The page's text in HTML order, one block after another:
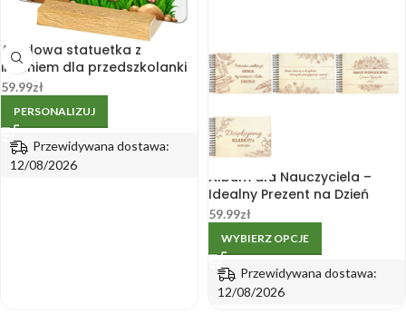
Akrylowa statuetka z
imieniem dla przedszkolanki
na koniec przedszkola
59.99zł
PERSONALIZUJ
Przewidywana dostawa:
12/08/2026
Album dla Nauczyciela –
Idealny Prezent na Dzień
Nauczyciela
59.99zł
WYBIERZ OPCJE
Przewidywana dostawa:
12/08/2026